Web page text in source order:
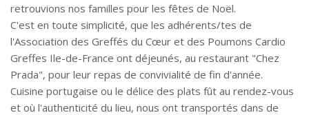
retrouvions nos familles pour les fêtes de Noël.
C'est en toute simplicité, que les adhérents/tes de
l'Association des Greffés du Cœur et des Poumons Cardio
Greffes Ile-de-France ont déjeunés, au restaurant "Chez
Prada", pour leur repas de convivialité de fin d'année.
Cuisine portugaise ou le délice des plats fût au rendez-vous
et où l'authenticité du lieu, nous ont transportés dans de